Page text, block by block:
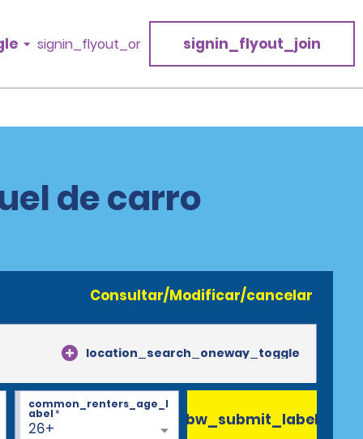
signin_flyout_or signin_flyout_join
de carro
Consultar/Modificar/cancelar
location_search_oneway_toggle
26+
common_renters_age_l
abel* bw_submit_label